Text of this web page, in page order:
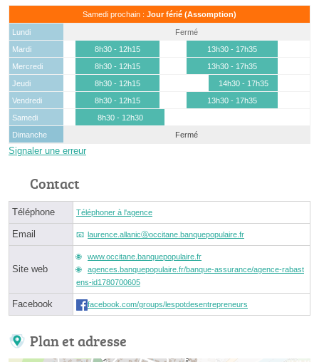
Samedi prochain : Jour férié (Assomption)
Lundi
Fermé
Mardi
8h30 - 12h15
13h30 - 17h35
Mercredi
8h30 - 12h15
13h30 - 17h35
Jeudi
8h30 - 12h15
14h30 - 17h35
Vendredi
8h30 - 12h15
13h30 - 17h35
Samedi
8h30 - 12h30
Dimanche
Fermé
Signaler une erreur
Contact
Téléphone Téléphoner à l'agence
Email laurence.allanicⓐoccitane.banquepopulaire.fr
Site web
www.occitane.banquepopulaire.fr
agences.banquepopulaire.fr/banque-assurance/agence-rabast
ens-id1780700605
Facebook facebook.com/groups/lespotdesentrepreneurs
Plan et adresse